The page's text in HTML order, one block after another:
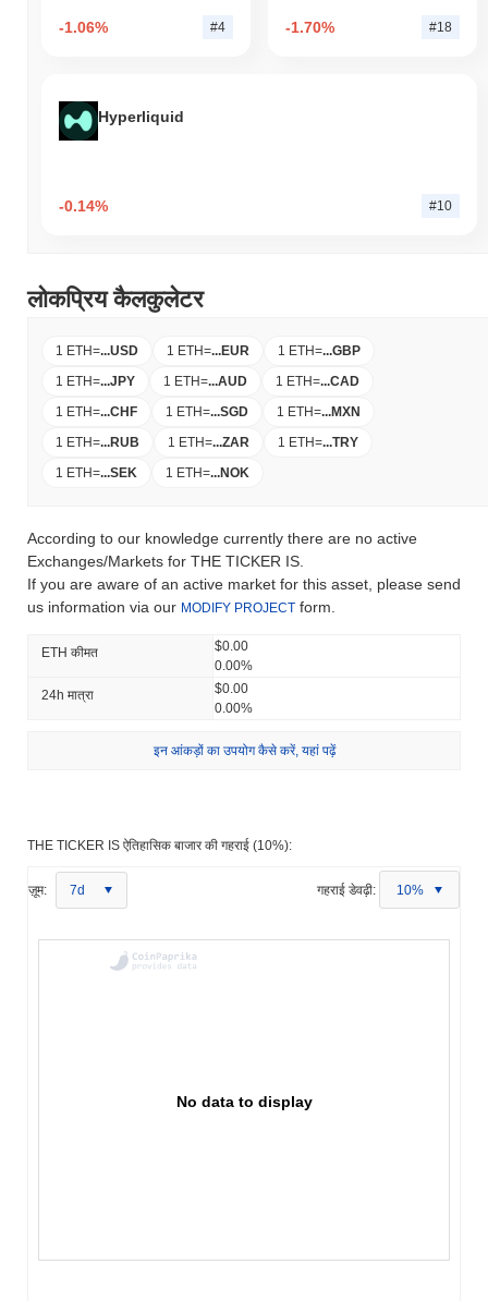
-1.06% #4 -1.70% #18
Hyperliquid
-0.14% #10
लोकप्रिय कैलकुलेटर
1 ETH=...USD 1 ETH=...EUR 1 ETH=...GBP
1 ETH=...JPY 1 ETH=...AUD 1 ETH=...CAD
1 ETH=...CHF 1 ETH=...SGD 1 ETH=...MXN
1 ETH=...RUB 1 ETH=...ZAR 1 ETH=...TRY
1 ETH=...SEK 1 ETH=...NOK
According to our knowledge currently there are no active
Exchanges/Markets for THE TICKER IS.
If you are aware of an active market for this asset, please send
us information via our MODIFY PROJECT form.
ETH कीमत
$0.00
0.00%
24h मात्रा
$0.00
0.00%
इन आंकड़ों का उपयोग कैसे करें, यहां पढ़ें
THE TICKER IS ऐतिहासिक बाजार की गहराई (10%):
ज़ूम: 7d गहराई डेवढ़ी: 10%
No data to display